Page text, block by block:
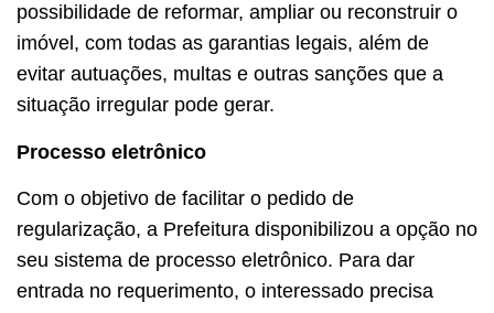
possibilidade de reformar, ampliar ou reconstruir o
imóvel, com todas as garantias legais, além de
evitar autuações, multas e outras sanções que a
situação irregular pode gerar.
Processo eletrônico
Com o objetivo de facilitar o pedido de
regularização, a Prefeitura disponibilizou a opção no
seu sistema de processo eletrônico. Para dar
entrada no requerimento, o interessado precisa